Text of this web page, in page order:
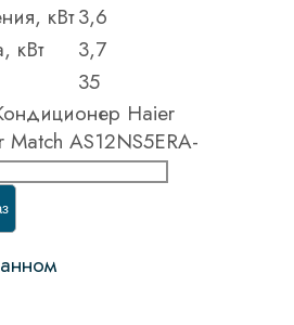
кВт3,6
кВт
3,7
35
Haier
Match AS12NS5ERA-